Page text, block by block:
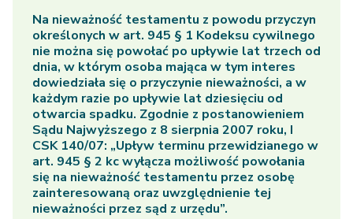
Na nieważność testamentu z powodu przyczyn
określonych w art. 945 § 1 Kodeksu cywilnego
nie można się powołać po upływie lat trzech od
dnia, w którym osoba mająca w tym interes
dowiedziała się o przyczynie nieważności, a w
każdym razie po upływie lat dziesięciu od
otwarcia spadku. Zgodnie z postanowieniem
Sądu Najwyższego z 8 sierpnia 2007 roku, I
CSK 140/07: „Upływ terminu przewidzianego w
art. 945 § 2 kc wyłącza możliwość powołania
się na nieważność testamentu przez osobę
zainteresowaną oraz uwzględnienie tej
nieważności przez sąd z urzędu”.